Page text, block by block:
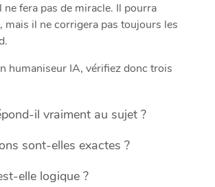
ne fera pas de miracle. Il pourra
mais il ne corrigera pas toujours les
humaniseur IA, vérifiez donc trois
il vraiment au sujet ?
sont-elles exactes ?
elle logique ?